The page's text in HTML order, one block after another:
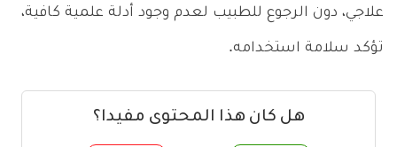
علاجي، دون الرجوع للطبيب لعدم وجود أدلة علمية كافية،
تؤكد سلامة استخدامه.
هل كان هذا المحتوى مفيدا؟